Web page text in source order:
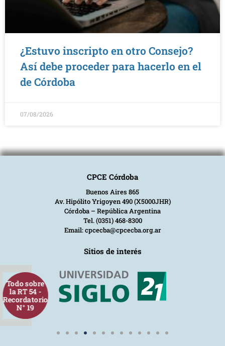
Todo sobre
la RT 54 -
Recordatorio
N° 19
¿Estuvo inscripto en otro Consejo?
Así debe proceder para hacerlo en el
de Córdoba
07/08/2026
CPCE Córdoba
Buenos Aires 865
Av. Hipólito Yrigoyen 490 (X5000JHR)
Córdoba – República Argentina
Tel. (0351) 468-8300
Email: cpcecba@cpcecba.org.ar
Sitios de interés